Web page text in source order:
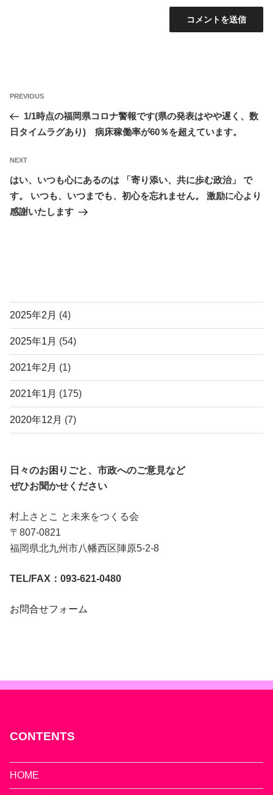
ナ
ビ
ゲ
ー
シ
ョ
Previous
Post
PREVIOUS
1/1時点の福岡県コロナ警報です(県の発表はやや遅く、数
日タイムラグあり) 病床稼働率が60％を超えています。
Next
Post
NEXT
はい、いつも心にあるのは 「寄り添い、共に歩む政治」 で
す。 いつも、いつまでも、初心を忘れません。 激励に心より
感謝いたします
2025年2月 (4)
2025年1月 (54)
2021年2月 (1)
2021年1月 (175)
2020年12月 (7)
日々のお困りごと、市政へのご意見など
ぜひお聞かせください
村上さとこ と未来をつくる会
〒807-0821
福岡県北九州市八幡西区陣原5-2-8
TEL/FAX：093-621-0480
お問合せフォーム
CONTENTS
HOME